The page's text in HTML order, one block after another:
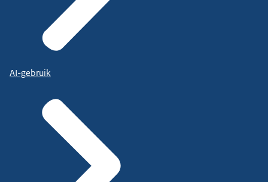
AI-gebruik